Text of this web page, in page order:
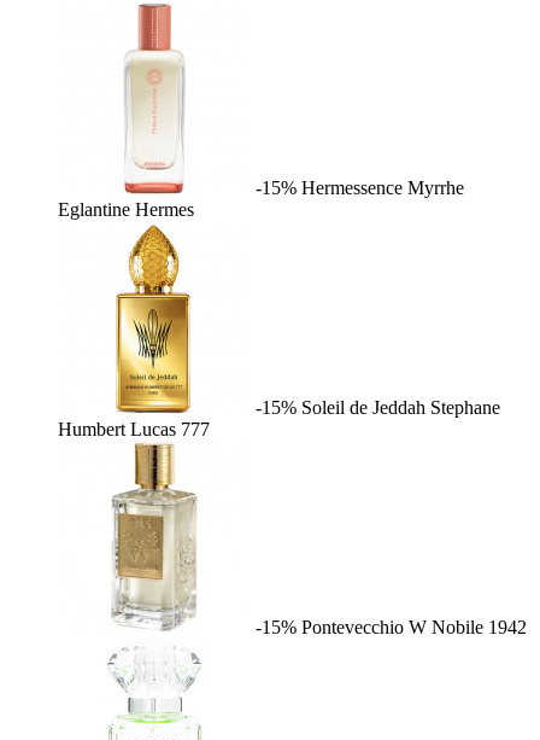
-15% Hermessence Myrrhe
Eglantine Hermes
-15% Soleil de Jeddah Stephane
Humbert Lucas 777
-15% Pontevecchio W Nobile 1942